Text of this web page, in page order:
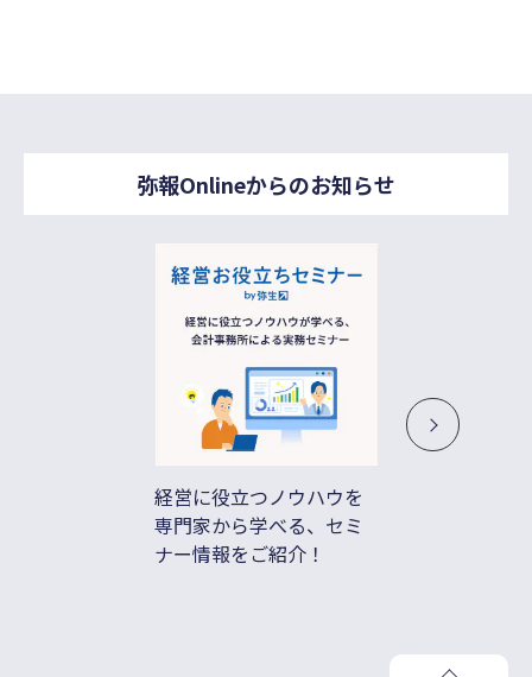
弥報Onlineからのお知らせ
経営に役立つノウハウを
専門家から学べる、セミ
ナー情報をご紹介！